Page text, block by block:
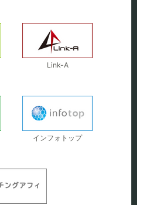
Link-A
インフォトップ